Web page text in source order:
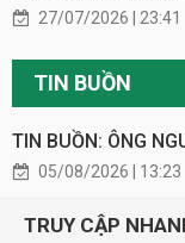
27/07/2026 | 23:41
TIN BUỒN
TIN BUỒN: ÔNG
05/08/2026 | 13:23
TRUY CẬP